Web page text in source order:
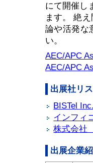
にて開催し
ます。 絶
論や活発な
い。
AEC/APC
AEC/APC
出展社リ
BISTel Inc.
インフィ
株式会
出展企業